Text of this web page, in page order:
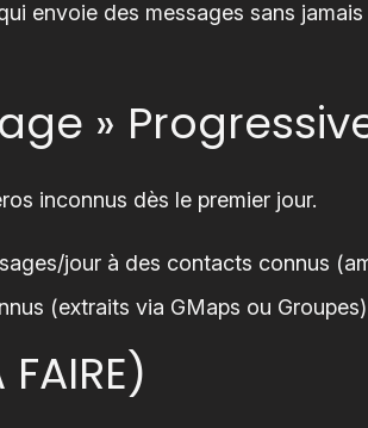
envoie des messages sans
»
inconnus dès le premier jour.
jour à des contacts connus
(extraits via GMaps ou
FAIRE)